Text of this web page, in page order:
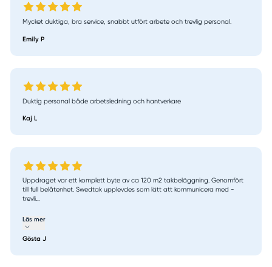
Mycket duktiga, bra service, snabbt utfört arbete och trevlig personal.
Emily P
Duktig personal både arbetsledning och hantverkare
Kaj L
Uppdraget var ett komplett byte av ca 120 m2 takbeläggning. Genomfört
till full belåtenhet. Swedtak upplevdes som lätt att kommunicera med -
trevli...
Läs mer
Gösta J